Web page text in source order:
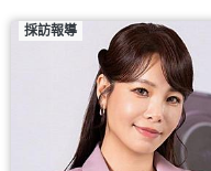
採訪報導